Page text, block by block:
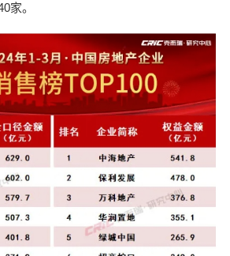
家。